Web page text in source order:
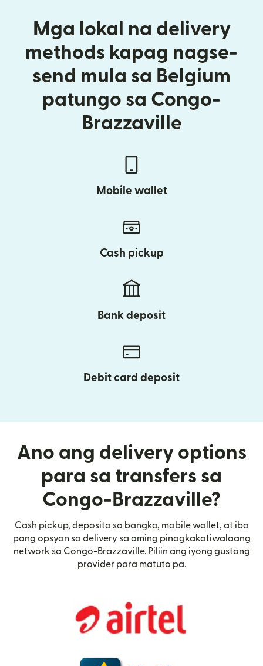
Mga lokal na delivery
methods kapag nagse-
send mula sa Belgium
patungo sa Congo-
Brazzaville
Mobile wallet
Cash pickup
Bank deposit
Debit card deposit
Ano ang delivery options
para sa transfers sa
Congo-Brazzaville?
Cash pickup, deposito sa bangko, mobile wallet, at iba
pang opsyon sa delivery sa aming pinagkakatiwalaang
network sa Congo-Brazzaville. Piliin ang iyong gustong
provider para matuto pa.